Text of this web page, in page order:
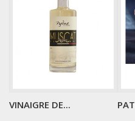
VINAIGRE DE...